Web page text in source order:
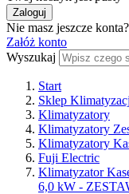
Zaloguj
Nie masz jeszcze konta?
Załóż konto
Wyszukaj
Start
Sklep
Klimatyzatory
Klimatyzatory
Klimatyzatory
Fuji Electric
Klimatyzator
6,0 kW -